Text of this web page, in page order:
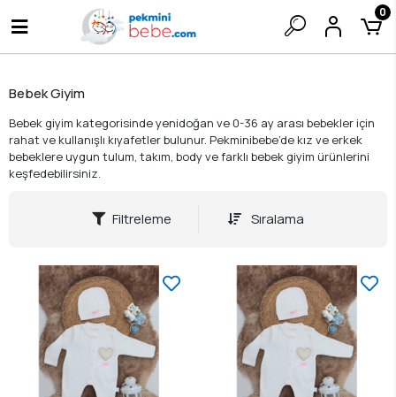
0
Bebek Giyim
Bebek giyim kategorisinde yenidoğan ve 0-36 ay arası bebekler için
rahat ve kullanışlı kıyafetler bulunur. Pekminibebe’de kız ve erkek
bebeklere uygun tulum, takım, body ve farklı bebek giyim ürünlerini
keşfedebilirsiniz.
Filtreleme Sıralama